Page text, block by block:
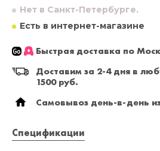
Нет в Санкт-Петербурге.
Есть в интернет-магазине
Быстрая доставка по
Доставим за 2-4 дня в
1500 руб.
Самовывоз день-в-день
Спецификации